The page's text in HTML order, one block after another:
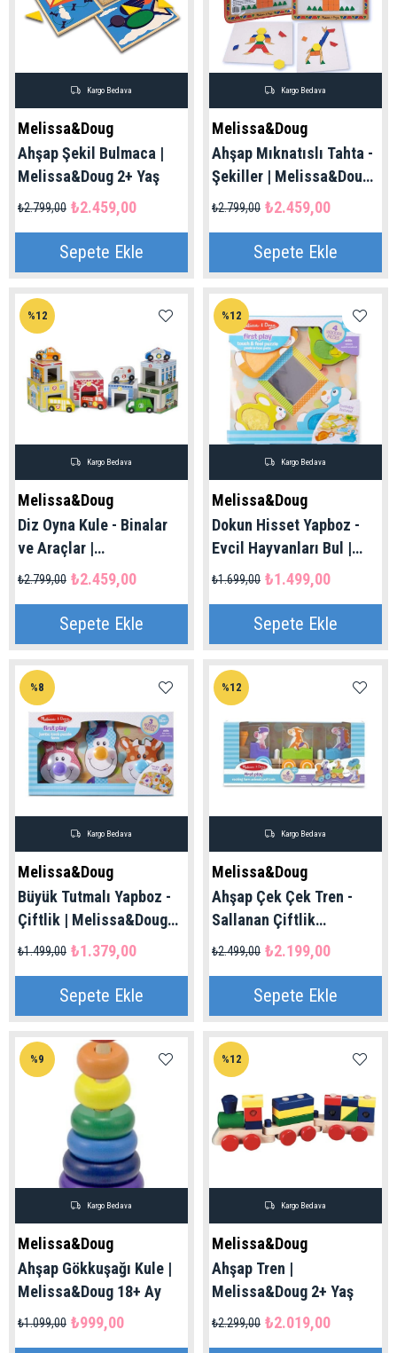
Melissa&Doug
Ahşap Şekil Bulmaca |
Melissa&Doug 2+ Yaş
₺2.459,00
₺2.799,00
Sepete Ekle
Kargo Bedava
Melissa&Doug
Ahşap Mıknatıslı Tahta -
Şekiller | Melissa&Doug
3+ Yaş
₺2.459,00
₺2.799,00
Sepete Ekle
Kargo Bedava
Melissa&Doug
Diz Oyna Kule - Binalar
ve Araçlar |
Melissa&Doug 2+ Yaş
₺2.459,00
₺2.799,00
Sepete Ekle
%12
Kargo Bedava
Melissa&Doug
Dokun Hisset Yapboz -
Evcil Hayvanları Bul |
Melissa&Doug 1+ Yaş
₺1.499,00
₺1.699,00
Sepete Ekle
%12
Kargo Bedava
Melissa&Doug
Büyük Tutmalı Yapboz -
Çiftlik | Melissa&Doug
1+ Yaş
₺1.379,00
₺1.499,00
Sepete Ekle
%8
Kargo Bedava
Melissa&Doug
Ahşap Çek Çek Tren -
Sallanan Çiftlik
Hayvanları |
Melissa&Doug 18+ Ay
₺2.199,00
₺2.499,00
Sepete Ekle
%12
Kargo Bedava
Melissa&Doug
Ahşap Gökkuşağı Kule |
Melissa&Doug 18+ Ay
₺999,00
₺1.099,00
%9
Kargo Bedava
Melissa&Doug
Ahşap Tren |
Melissa&Doug 2+ Yaş
₺2.019,00
₺2.299,00
%12
Kargo Bedava